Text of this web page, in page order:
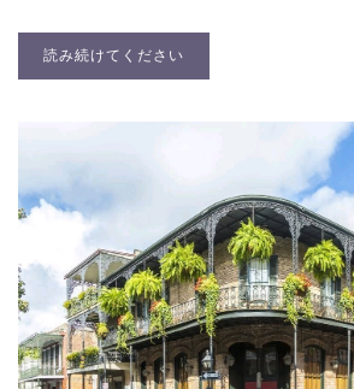
読み続けてください